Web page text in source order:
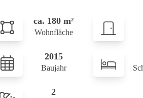
Meer & die Natur-
ca. 180 m²
Wohnfläche
2015
Baujahr
2